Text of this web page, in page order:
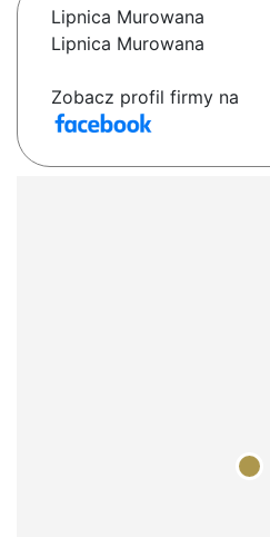
Lipnica Murowana
Lipnica Murowana
Zobacz profil firmy na